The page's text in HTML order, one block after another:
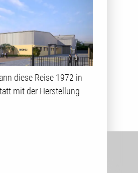
diese Reise 1972 in
mit der Herstellung